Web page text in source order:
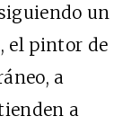
un
el pintor de
a
a